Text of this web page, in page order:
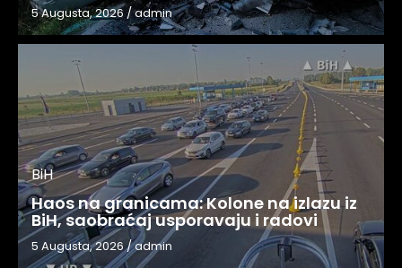
5 Augusta, 2026/admin
BiH
Haos na granicama: Kolone na izlazu iz
BiH, saobraćaj usporavaju i radovi
5 Augusta, 2026/admin